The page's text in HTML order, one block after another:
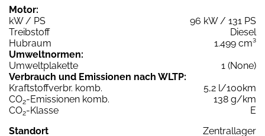
Motor:
kW / PS
96 kW / 131 PS
Treibstoff
Diesel
Hubraum
1.499 cm³
Umweltnormen:
Umweltplakette
1 (None)
Verbrauch und Emissionen nach WLTP:
Kraftstoffverbr. komb.
5,2 l/100km
CO2-Emissionen komb.
138 g/km
CO2-Klasse
E
Standort
Zentrallager